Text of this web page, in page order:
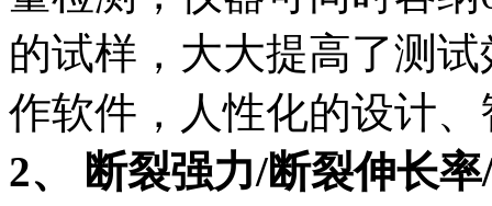
的试样，大大提高了测
作软件，人性化的设计
2、 断裂强力/断裂伸长